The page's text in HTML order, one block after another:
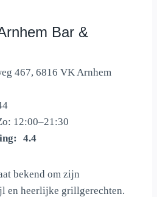
Bar &
467, 6816 VK Arnhem
12:00–21:30
4.4 out of 5.0 stars
4.4
bekend om zijn
en heerlijke grillgerechten.